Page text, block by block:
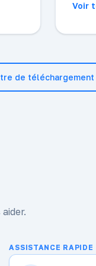
Voir
de téléchargement
ASSISTANCE RAPIDE